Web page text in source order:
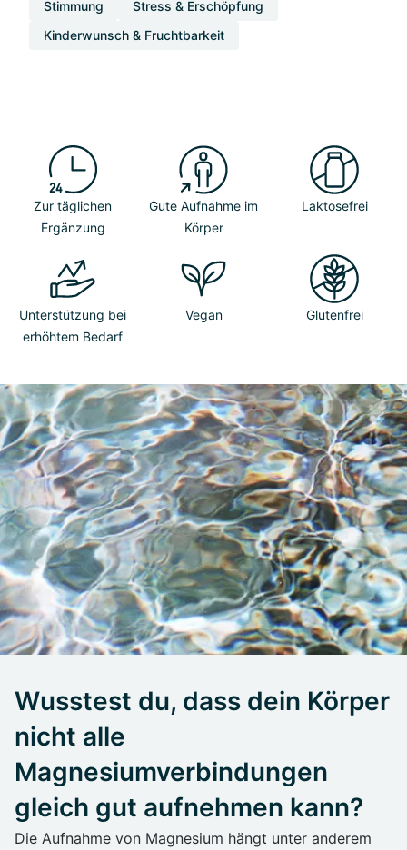
Stimmung
Stress & Erschöpfung
Kinderwunsch & Fruchtbarkeit
Zur täglichen
Ergänzung
Gute Aufnahme im
Körper
Laktosefrei
Unterstützung bei
erhöhtem Bedarf
Vegan Glutenfrei
Wusstest du, dass dein Körper
nicht alle
Magnesiumverbindungen
gleich gut aufnehmen kann?
Die Aufnahme von Magnesium hängt unter anderem